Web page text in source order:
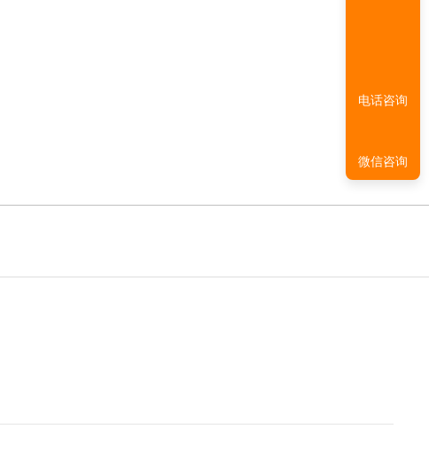
电话咨询
微信咨询